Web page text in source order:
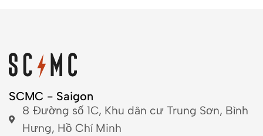
SCMC - Saigon
8 Đường số 1C, Khu dân cư Trung Sơn, Bình
Hưng, Hồ Chí Minh